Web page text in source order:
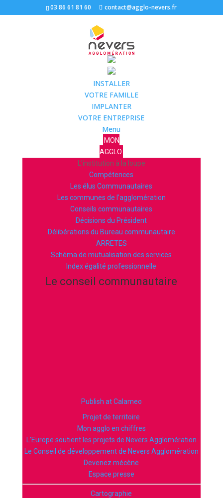
03 86 61 81 60 contact@agglo-nevers.fr
INSTALLER
VOTRE FAMILLE
IMPLANTER
VOTRE ENTREPRISE
Menu
MON
AGGLO
L’institution à la loupe
Compétences
Les élus Communautaires
Les communes de l’agglomération
Conseils communautaires
Décisions du Président
Délibérations du Bureau communautaire
ARRETES
Schéma de mutualisation des services
Index égalité professionnelle
Le conseil communautaire
Publish at Calameo
Projet de territoire
Mon agglo en chiffres
L’Europe soutient les projets de Nevers Agglomération
Le Conseil de développement de Nevers Agglomération
Devenez mécène
Espace presse
Cartographie